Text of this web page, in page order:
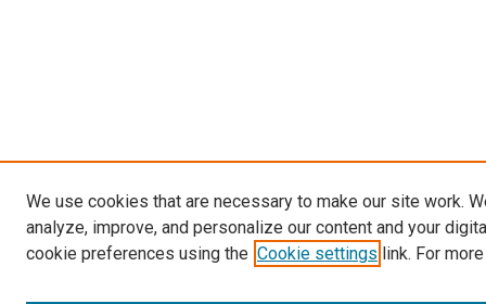
We use cookies that are necessary to make our site work.
analyze, improve, and personalize our content and your
cookie preferences using the Cookie settings link. For